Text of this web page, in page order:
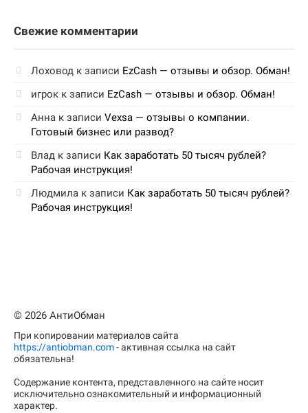
Свежие комментарии
Лоховод к записи EzCash — отзывы и обзор. Обман!
игрок к записи EzCash — отзывы и обзор. Обман!
Анна к записи Vexsa — отзывы о компании.
Готовый бизнес или развод?
Влад к записи Как заработать 50 тысяч рублей?
Рабочая инструкция!
Людмила к записи Как заработать 50 тысяч рублей?
Рабочая инструкция!
© 2026 АнтиОбман
При копировании материалов сайта
https://antiobman.com- активная ссылка на сайт
обязательна!
Содержание контента, представленного на сайте носит
исключительно ознакомительный и информационный
характер.